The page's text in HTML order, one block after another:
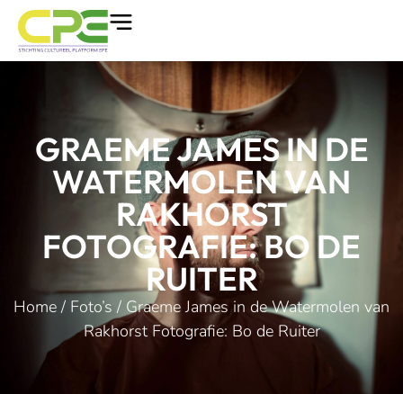
GRAEME JAMES IN DE
WATERMOLEN VAN
RAKHORST
FOTOGRAFIE: BO DE
RUITER
Home/ Foto’s / Graeme James in de Watermolen van
Rakhorst Fotografie: Bo de Ruiter